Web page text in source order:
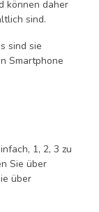
können daher
sind.
sind sie
Smartphone
1, 2, 3 zu
Sie über
über